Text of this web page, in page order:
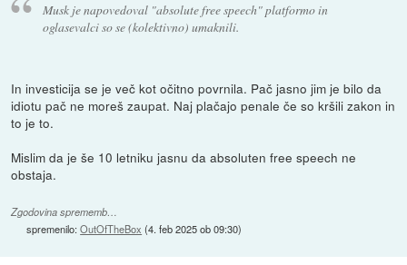
Musk je napovedoval "absolute free speech" platformo in
oglasevalci so se (kolektivno) umaknili.
In investicija se je več kot očitno povrnila. Pač jasno jim je bilo da
idiotu pač ne moreš zaupat. Naj plačajo penale če so kršili zakon in
to je to.
Mislim da je še 10 letniku jasnu da absoluten free speech ne
obstaja.
Zgodovina sprememb…
spremenilo:OutOfTheBox (4. feb 2025 ob 09:30)